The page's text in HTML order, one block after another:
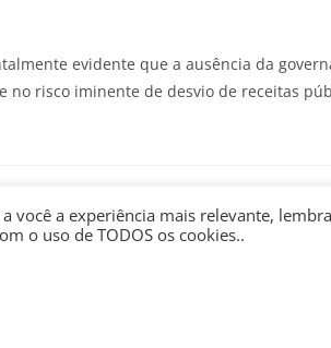
evidente que a ausência da
no risco iminente de desvio de receitas
você a experiência mais relevante,
o uso de TODOS os cookies..